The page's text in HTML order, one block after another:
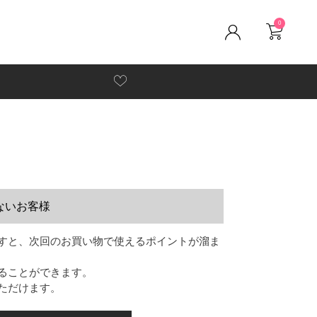
0
いお客様
と、次回のお買い物で使えるポイントが溜ま
ことができます。
だけます。